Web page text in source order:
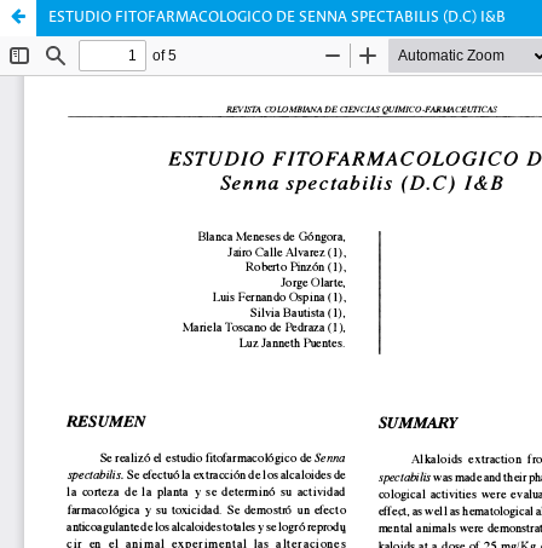
ESTUDIO FITOFARMACOLOGICO DE SENNA SPECTABILIS (D.C) I&B